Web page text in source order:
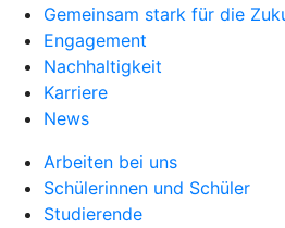
Gemeinsam stark für die
Engagement
Nachhaltigkeit
Karriere
News
Arbeiten bei uns
Schülerinnen und Schüler
Studierende